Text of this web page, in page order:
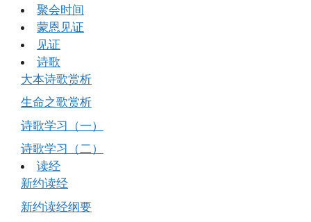
聚会时间
蒙恩见证
见证
诗歌
大本诗歌赏析
生命之歌赏析
诗歌学习（一）
诗歌学习（二）
读经
新约读经
新约读经纲要